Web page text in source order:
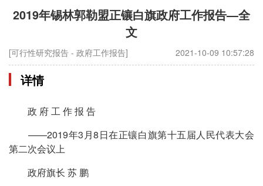
2019年锡林郭勒盟正镶白旗政府工作报告—全
文
[可行性研究报告 - 政府工作报告] 2021-10-09 10:57:28
详情
政 府 工 作 报 告
——2019年3月8日在正镶白旗第十五届人民代表大会
第二次会议上
政府旗长 苏 鹏